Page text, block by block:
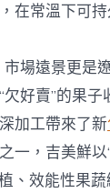
在常溫下可
場遠景更是
好賣”的果
加工帶來了新
，吉美鮮以
、效能性果